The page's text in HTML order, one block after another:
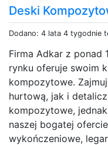
Deski
Dodano: 4 lata 4 tygodnie
Firma Adkar z ponad
rynku oferuje swoim
kompozytowe.
hurtową, jak i
kompozytowe,
naszej bogatej
wykończeniowe,